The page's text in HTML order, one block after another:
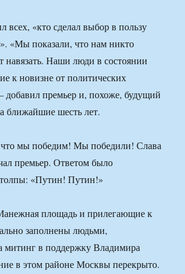
всех, «кто сделал выбор в пользу
«Мы показали, что нам никто
навязать. Наши люди в состоянии
к новизне от политических
премьер и, похоже, будущий
ближайшие шесть лет.
мы победим! Мы победили! Слава
премьер. Ответом было
«Путин! Путин!»
площадь и прилегающие к
заполнены людьми,
в поддержку Владимира
в этом районе Москвы перекрыто.